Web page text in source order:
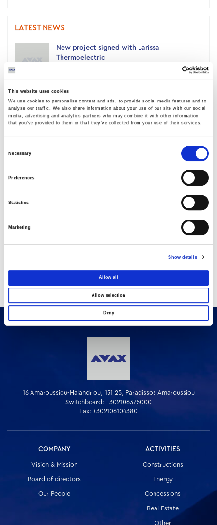
This website uses cookies
We use cookies to personalise content and ads, to provide social media features and to
analyse our traffic. We also share information about your use of our site with our social
media, advertising and analytics partners who may combine it with other information
that you’ve provided to them or that they’ve collected from your use of their services.
Necessary
Preferences
Statistics
Marketing
Show details
Allow all
Allow selection
Deny
LATEST NEWS
New project signed with Larissa
Thermoelectric
for a 4,500 sq m building, contributing to
the academic upgrade of Thessaloniki
AVAX Group: Contract for a new 275.5MW
16 Amaroussiou-Halandriou, 151 25, Paradissos Amaroussiou
Switchboard: +302106375000
Fax: +302106104380
COMPANY
Vision & Mission
Board of directors
Our People
ACTIVITIES
Constructions
Energy
Concessions
Real Estate
Other